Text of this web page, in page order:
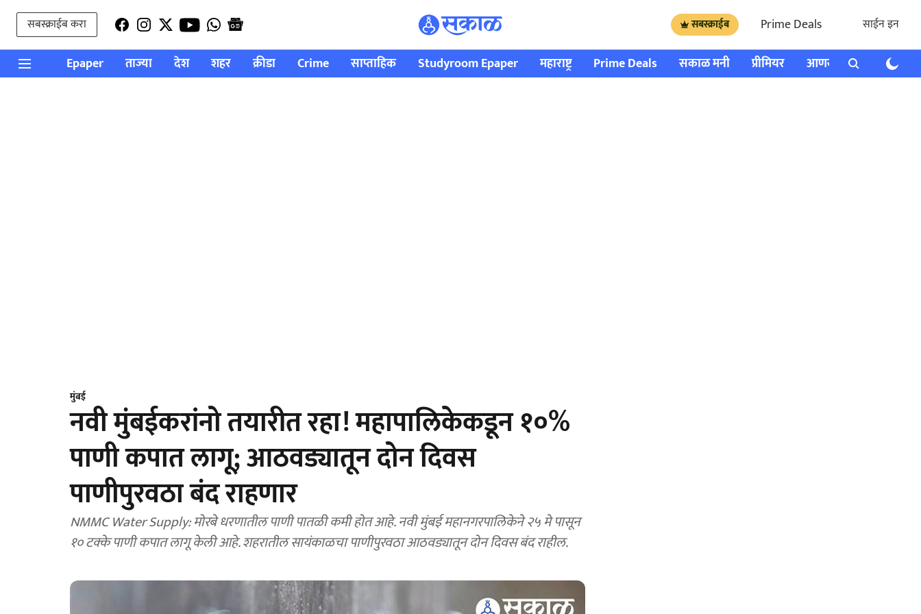
सबस्क्राईब करा सबस्क्राईब Prime Deals साईन इन
Epaper ताज्या देश शहर क्रीडा Crime साप्ताहिक Studyroom Epaper महाराष्ट्र Prime Deals सकाळ मनी प्रीमियर आणखी राशी भविष्य
मुंबई
नवी मुंबईकरांनो तयारीत रहा! महापालिकेकडून १०%
पाणी कपात लागू; आठवड्यातून दोन दिवस
पाणीपुरवठा बंद राहणार
NMMC Water Supply: मोरबे धरणातील पाणी पातळी कमी होत आहे. नवी मुंबई महानगरपालिकेने २५ मे पासून
१० टक्के पाणी कपात लागू केली आहे. शहरातील सायंकाळचा पाणीपुरवठा आठवड्यातून दोन दिवस बंद राहील.